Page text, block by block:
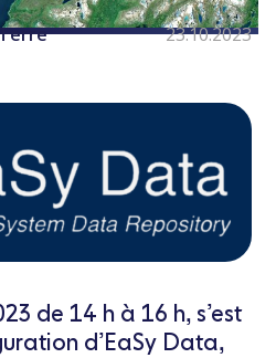
23.10.2023
de 14 h à 16 h, s’est
d’EaSy Data,